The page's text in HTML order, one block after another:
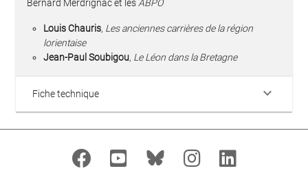
Bernard Merdrignac et lesABPO
Louis Chauris, Les anciennes carrières de la région
lorientaise
Jean-Paul Soubigou, Le Léon dans la Bretagne
Fiche technique keyboard_arrow_down